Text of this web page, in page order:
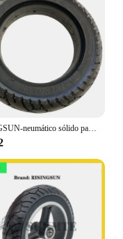
RISINGSUN-neumático sólido para patinete eléctrico de 8 pulgadas, 200x50, ancho, 200x60, a prueba de explosiones, para Zero 8 VSETT 8, accesorios de reequipamiento